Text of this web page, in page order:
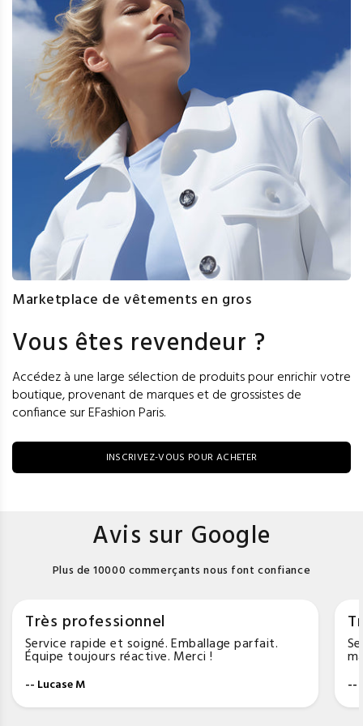
Marketplace de vêtements en gros
Vous êtes revendeur ?
Accédez à une large sélection de produits pour enrichir votre
boutique, provenant de marques et de grossistes de
confiance sur EFashion Paris.
INSCRIVEZ-VOUS POUR ACHETER
Avis sur Google
Plus de 10000 commerçants nous font confiance
Très professionnel
Service rapide et soigné. Emballage parfait.
Équipe toujours réactive. Merci !
-- Lucase M --